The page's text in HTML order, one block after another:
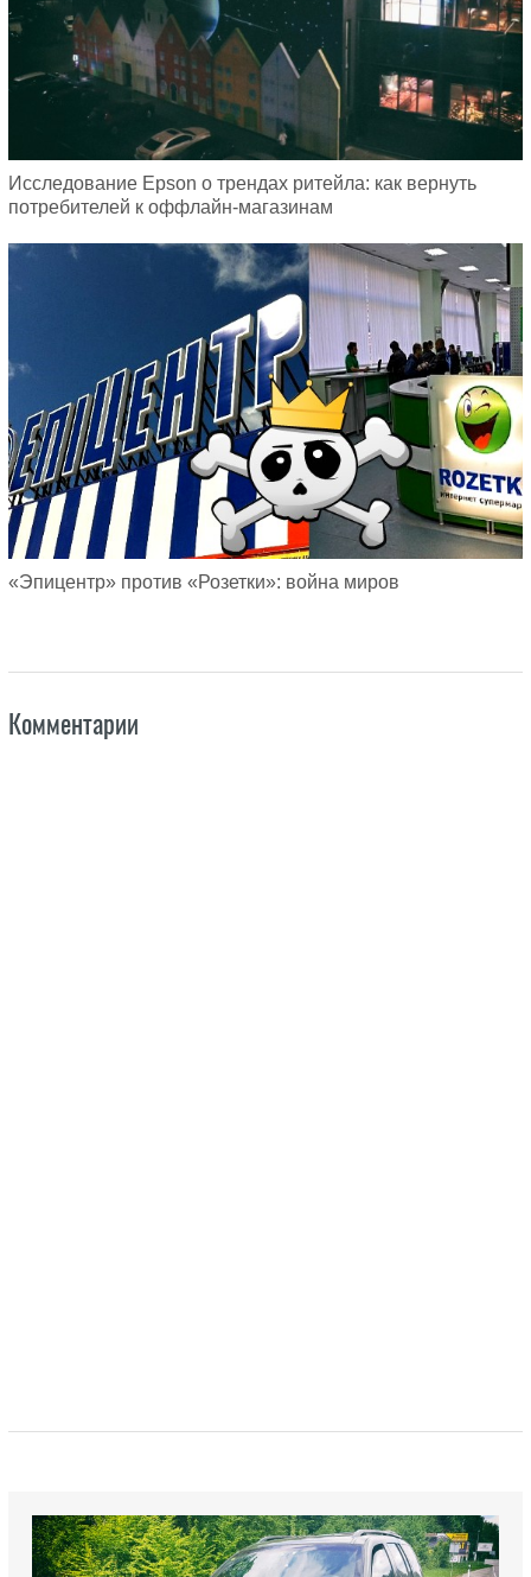
Исследование Epson о трендах ритейла: как вернуть
потребителей к оффлайн-магазинам
«Эпицентр» против «Розетки»: война миров
Комментарии